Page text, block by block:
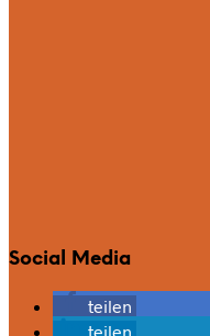
Social Media
teilen
teilen